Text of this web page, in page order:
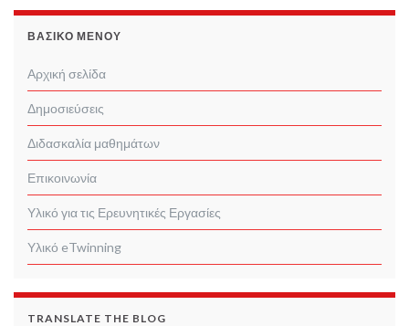
ΒΑΣΙΚΌ ΜΕΝΟΎ
Αρχική σελίδα
Δημοσιεύσεις
Διδασκαλία μαθημάτων
Επικοινωνία
Υλικό για τις Ερευνητικές Εργασίες
Υλικό eTwinning
TRANSLATE THE BLOG